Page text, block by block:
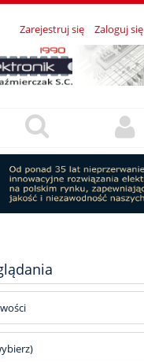
Zarejestruj się Zaloguj się